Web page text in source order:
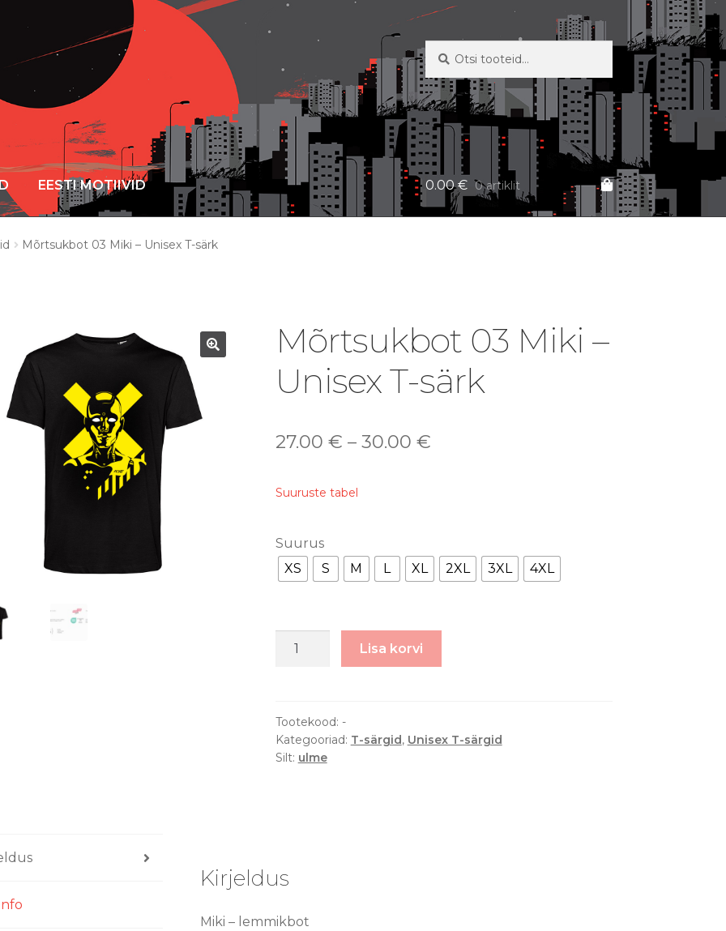
Otsi:
Otsi
EESTI MOTIIVID 0.00€ 0 artiklit
Mõrtsukbot 03 Miki – Unisex T-särk
Mõrtsukbot 03 Miki –
Unisex T-särk
27.00 € – 30.00 €
Suuruste tabel
Suurus
XS
S M L XL 2XL 3XL 4XL
Mõrtsukbot
Unisex
T-
särk
Lisa korvi
Tootekood: -
Kategooriad: T-särgid, Unisex T-särgid
Silt: ulme
Kirjeldus
Miki – lemmikbot